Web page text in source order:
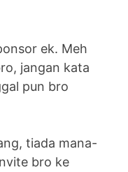
ek. Meh
jangan kata
pun bro
tiada mana-
bro ke